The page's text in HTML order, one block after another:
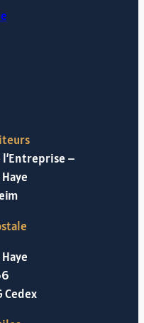
l’Entreprise –
Cedex